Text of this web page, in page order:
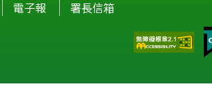
電子報 署長信箱